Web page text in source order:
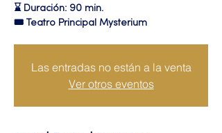
⌛ Duración: 90 min.
🎟 Teatro Principal Mysterium
Las entradas no están a la venta
Ver otros eventos